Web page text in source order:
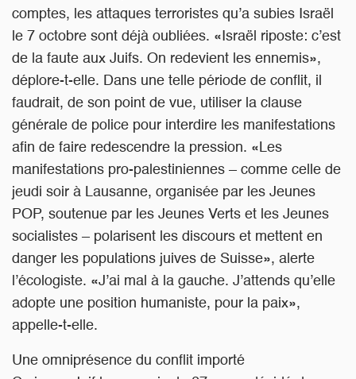
comptes, les attaques terroristes qu’a subies Israël
le 7 octobre sont déjà oubliées. «Israël riposte: c’est
de la faute aux Juifs. On redevient les ennemis»,
déplore-t-elle. Dans une telle période de conflit, il
faudrait, de son point de vue, utiliser la clause
générale de police pour interdire les manifestations
afin de faire redescendre la pression. «Les
manifestations pro-palestiniennes – comme celle de
jeudi soir à Lausanne, organisée par les Jeunes
POP, soutenue par les Jeunes Verts et les Jeunes
socialistes – polarisent les discours et mettent en
danger les populations juives de Suisse», alerte
l’écologiste. «J’ai mal à la gauche. J’attends qu’elle
adopte une position humaniste, pour la paix»,
appelle-t-elle.
Une omniprésence du conflit importé